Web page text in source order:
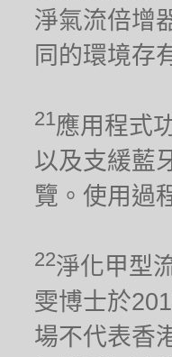
淨氣流倍增
同的環境存
21應用程式
以及支緩藍
覽。使用過
22淨化甲型
雯博士於
場不代表香